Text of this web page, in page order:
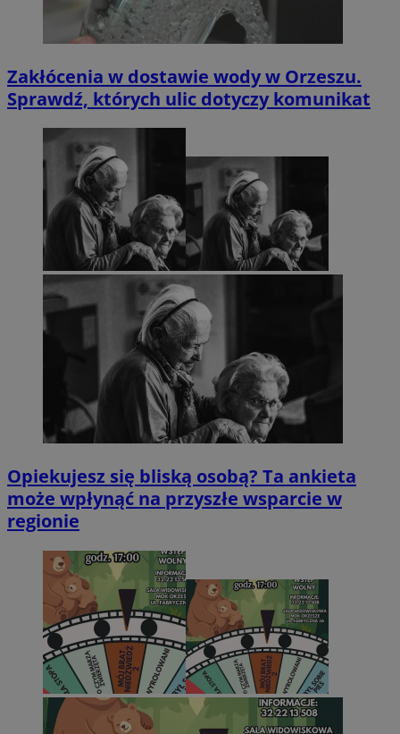
Zakłócenia w dostawie wody w Orzeszu.
Sprawdź, których ulic dotyczy komunikat
Opiekujesz się bliską osobą? Ta ankieta
może wpłynąć na przyszłe wsparcie w
regionie